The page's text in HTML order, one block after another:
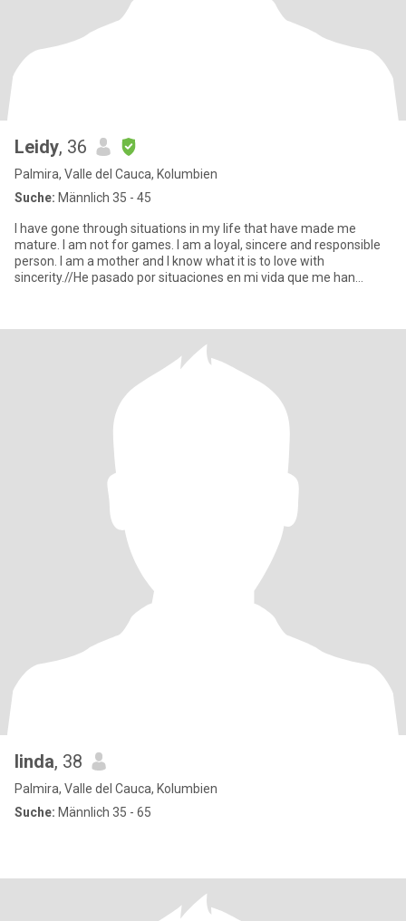
Leidy, 36
Palmira, Valle del Cauca, Kolumbien
Suche: Männlich 35 - 45
I have gone through situations in my life that have made me
mature. I am not for games. I am a loyal, sincere and responsible
person. I am a mother and I know what it is to love with
sincerity.//He pasado por situaciones en mi vida que me han
linda, 38
Palmira, Valle del Cauca, Kolumbien
Suche: Männlich 35 - 65